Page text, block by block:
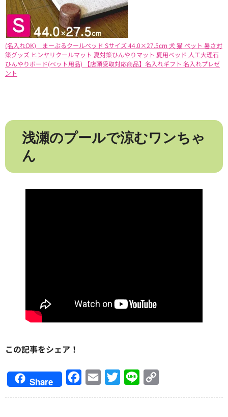
(名入れOK) まーぶるクールベッド Sサイズ 44.0×27.5cm 犬 猫 ペット 暑さ対
策グッズ ヒンヤリクールマット 夏対策ひんやりマット 夏用ベッド 人工大理石
ひんやりボード(ペット用品) 【店頭受取対応商品】名入れギフト 名入れプレゼ
ント
浅瀬のプールで涼むワンちゃ
ん
この記事をシェア！
Share Facebook
Email TwitterLine